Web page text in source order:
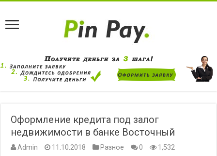
Оформление кредита под залог
недвижимости в банке Восточный
Admin 11.10.2018 Разное 0 1,532